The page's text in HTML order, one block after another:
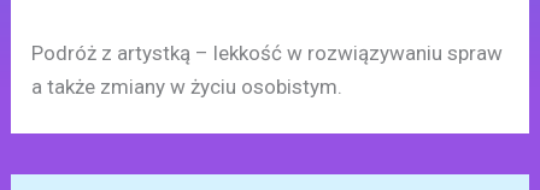
Podróż z artystką – lekkość w rozwiązywaniu spraw
a także zmiany w życiu osobistym.